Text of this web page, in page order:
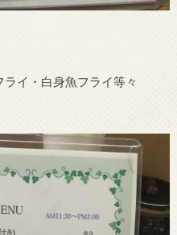
イ・白身魚フライ等々